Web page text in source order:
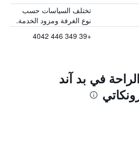
تختلف السياسات حسب
نوع الغرفة ومزود الخدمة.
+39 349 446 4042
في بد آند